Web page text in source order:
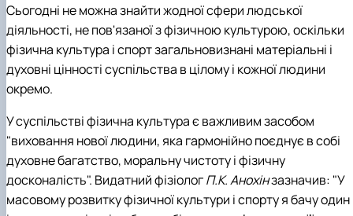
Сьогодні не можна знайти жодної сфери людської
діяльності, не пов'язаної з фізичною культурою, оскільки
фізична культура і спорт загальновизнані матеріальні і
духовні цінності суспільства в цілому і кожної людини
окремо.
У суспільстві фізична культура є важливим засобом
"виховання нової людини, яка гармонійно поєднує в собі
духовне багатство, моральну чистоту і фізичну
досконалість". Видатний фізіологП.К. Анохінзазначив: "У
масовому розвитку фізичної культури і спорту я бачу один